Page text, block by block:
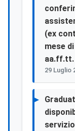
(ex
mese
aa.ff.tt.
29 Luglio